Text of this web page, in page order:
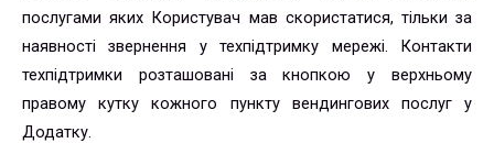
послугами яких Користувач мав скористатися, тільки за
наявності звернення у техпідтримку мережі. Контакти
техпідтримки розташовані за кнопкою у верхньому
правому кутку кожного пункту вендингових послуг у
Додатку.